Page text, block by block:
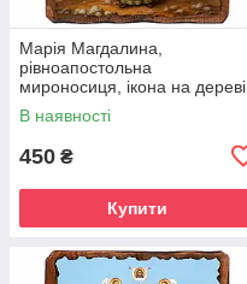
Марія Магдалина,
рівноапостольна
мироносиця, ікона на дереві
130х170 мм (П-4546-1)
В наявності
450 ₴
Купити